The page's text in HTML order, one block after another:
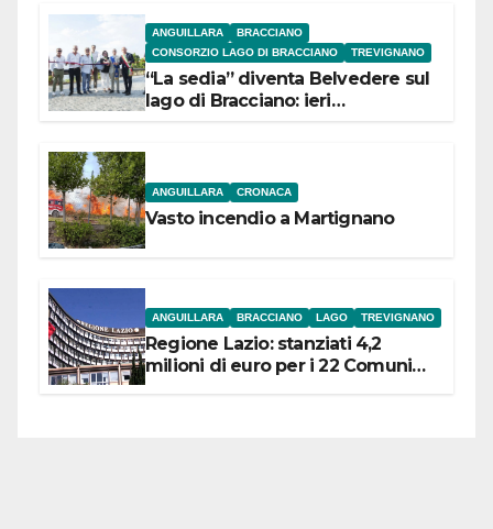
ANGUILLARA
BRACCIANO
CONSORZIO LAGO DI BRACCIANO
TREVIGNANO
“La sedia” diventa Belvedere sul
lago di Bracciano: ieri
ANGUILLARA CRONACA
Vasto incendio a Martignano
ANGUILLARA BRACCIANO LAGO TREVIGNANO
Regione Lazio: stanziati 4,2
milioni di euro per i 22 Comuni